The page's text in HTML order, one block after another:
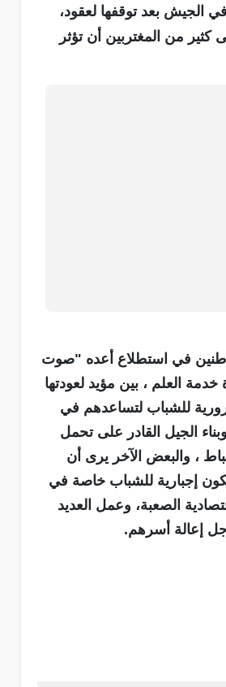
في الجيش بعد توقفها لعقود،
من المغتربين أن تؤثر
في استطلاع أعده "صوت
العلم ، بين مؤيد لعودتها
للشباب لتساعدهم في
الجيل القادر على تحمل
، والبعض الآخر يرى أن
إجبارية للشباب خاصة في
الصعبة، وعمل العديد
إعالة أسرهم.